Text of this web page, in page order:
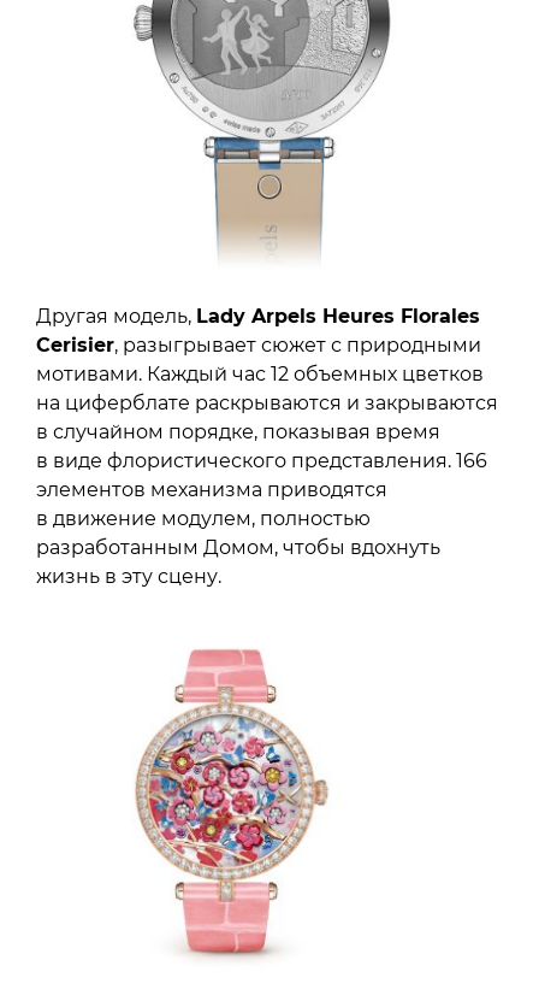
Другая модель, Lady Arpels Heures Florales
Cerisier, разыгрывает сюжет с природными
мотивами. Каждый час 12 объемных цветков
на циферблате раскрываются и закрываются
в случайном порядке, показывая время
в виде флористического представления. 166
элементов механизма приводятся
в движение модулем, полностью
разработанным Домом, чтобы вдохнуть
жизнь в эту сцену.